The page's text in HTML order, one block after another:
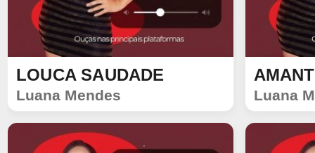
SINGLE
1096
108
LOUCA SAUDADE
Luana Mendes
SINGLE
1096
84
Luana